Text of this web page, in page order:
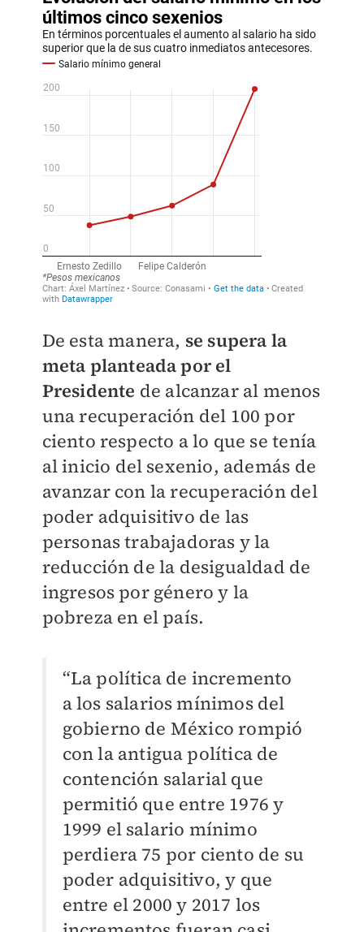
De esta manera, se supera la
meta planteada por el
Presidente de alcanzar al menos
una recuperación del 100 por
ciento respecto a lo que se tenía
al inicio del sexenio, además de
avanzar con la recuperación del
poder adquisitivo de las
personas trabajadoras y la
reducción de la desigualdad de
ingresos por género y la
pobreza en el país.
“La política de incremento
a los salarios mínimos del
gobierno de México rompió
con la antigua política de
contención salarial que
permitió que entre 1976 y
1999 el salario mínimo
perdiera 75 por ciento de su
poder adquisitivo, y que
entre el 2000 y 2017 los